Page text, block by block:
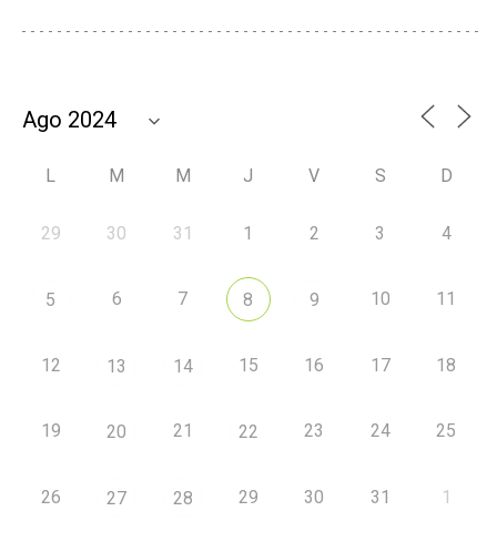
L M M J V S D
29 30 31 1 2 3 4
5 6 7 8 9 10 11
12 13 14 15 16 17 18
19 20 21 22 23 24 25
26 27 28 29 30 31 1